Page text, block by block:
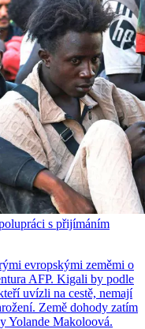
s přijímáním
evropskými zeměmi o
AFP. Kigali by podle
uvízli na cestě, nemají
Země dohody zatím
Yolande Makoloová.